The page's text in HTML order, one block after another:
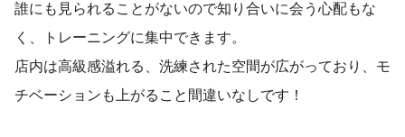
誰にも見られることがないので知り合いに会う心配もな
く、トレーニングに集中できます。
店内は高級感溢れる、洗練された空間が広がっており、モ
チベーションも上がること間違いなしです！